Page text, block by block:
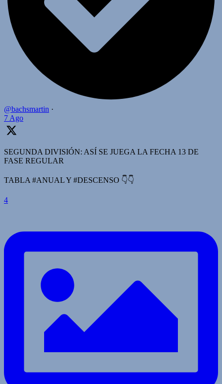
@bachsmartin ·
7 Ago
SEGUNDA DIVISIÓN: ASÍ SE JUEGA LA FECHA 13 DE
FASE REGULAR
TABLA #ANUAL Y #DESCENSO 👇👇
4